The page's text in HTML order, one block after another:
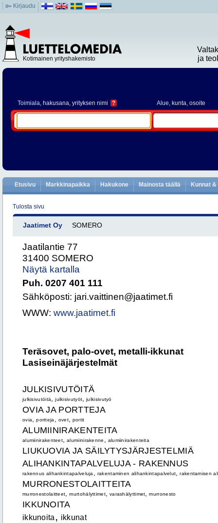
Kirjaudu
Kotimainen yrityshakemisto
ja
Toimiala, hakusana, yrityksen nimi ? Alue, kunta, osoite
Etusivu Markkinapaikka Hakukone Mainosta täällä Kunnat
Tulosta sivu
Jaatimet Oy SOMERO
Jaatilantie 77
31400 SOMERO
Näytä kartalla
Puh. 0207 401 111
Sähköposti: jari.vaittinen@jaatimet.fi
WWW: www.jaatimet.fi
Teräsovet, palo-ovet, metalli-ikkunat
Lasiseinäjärjestelmät
JULKISIVUTÖITÄ
julkisivutöitä ,julkisivutyöt ,julkisivutyö
OVIA JA PORTTEJA
ovia ,portteja ovet, portit
ALUMIINIRAKENTEITA
alumiinirakenteet ,alumiinirakenne alumiinirakenteita
LIUKUOVIA JA SÄILYTYSJÄRJESTELMIÄ
ALIHANKINTAPALVELUJA - RAKENNUS
rakennus alihankintapalveluja rakentaminen alihankintapalvelut ,rakentamisen
MURRONESTOLAITTEITA
murronestolaitteet ,murtohälyttimet, varashälyttimet ,murronesto
IKKUNOITA
ikkunoita , ikkunat